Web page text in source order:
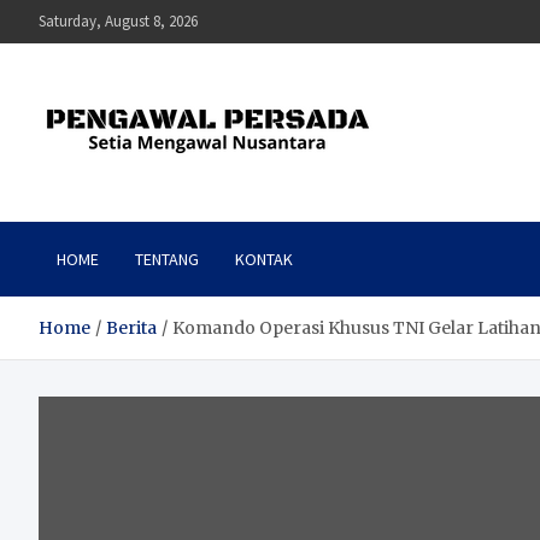
to
Saturday, August 8, 2026
Pengawal Persada
HOME TENTANG KONTAK
Home Berita Komando Operasi Khusus TNI Gelar